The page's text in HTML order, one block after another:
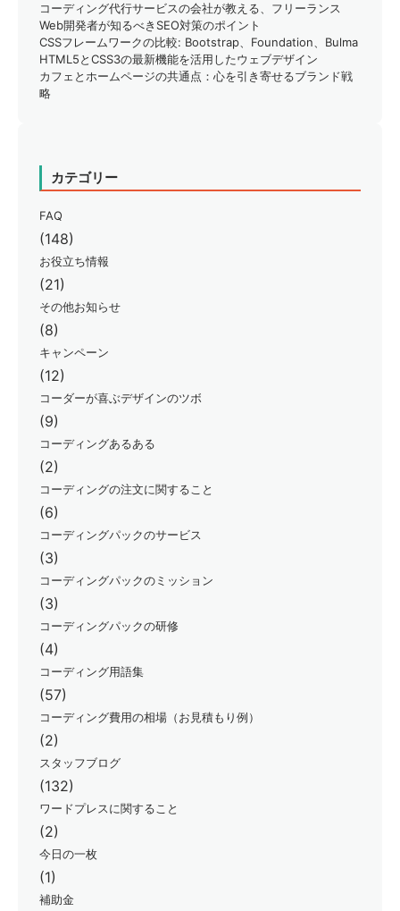
コーディング代行サービスの会社が教える、フリーランス
Web開発者が知るべきSEO対策のポイント
CSSフレームワークの比較: Bootstrap、Foundation、Bulma
HTML5とCSS3の最新機能を活用したウェブデザイン
カフェとホームページの共通点：心を引き寄せるブランド戦
略
カテゴリー
FAQ
(148)
お役立ち情報
(21)
その他お知らせ
(8)
キャンペーン
(12)
コーダーが喜ぶデザインのツボ
(9)
コーディングあるある
(2)
コーディングの注文に関すること
(6)
コーディングパックのサービス
(3)
コーディングパックのミッション
(3)
コーディングパックの研修
(4)
コーディング用語集
(57)
コーディング費用の相場（お見積もり例）
(2)
スタッフブログ
(132)
ワードプレスに関すること
(2)
今日の一枚
(1)
補助金